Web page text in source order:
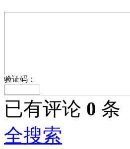
验证码：
已有评论 0 条
全搜索